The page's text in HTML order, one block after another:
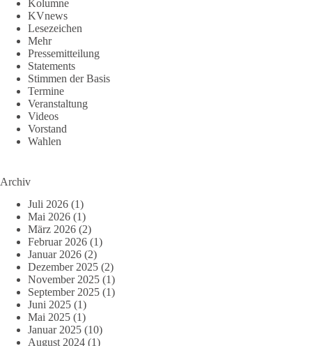
Kolumne
KVnews
Lesezeichen
Mehr
Pressemitteilung
Statements
Stimmen der Basis
Termine
Veranstaltung
Videos
Vorstand
Wahlen
Archiv
Juli 2026 (1)
Mai 2026 (1)
März 2026 (2)
Februar 2026 (1)
Januar 2026 (2)
Dezember 2025 (2)
November 2025 (1)
September 2025 (1)
Juni 2025 (1)
Mai 2025 (1)
Januar 2025 (10)
August 2024 (1)